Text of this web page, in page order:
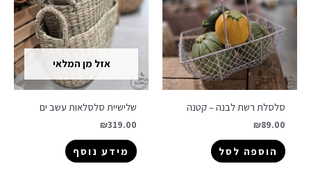
סלסלת רשת לבנה – קטנה
₪89.00
הוספה לסל
אזל מן המלאי
שלישיית סלסלאות עשב ים
₪319.00
מידע נוסף